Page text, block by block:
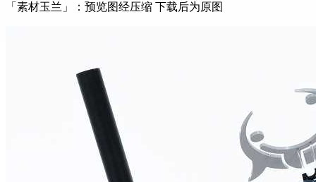
「素材玉兰」：预览图经压缩 下载后为原图